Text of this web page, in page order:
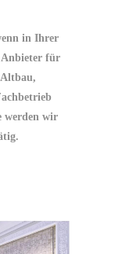
in Ihrer
Anbieter für
werden wir